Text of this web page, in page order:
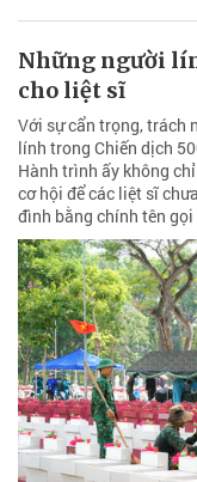
Những người
cho liệt sĩ
Với sự cẩn trọng, trách
lính trong Chiến dịch
Hành trình ấy không
cơ hội để các liệt sĩ
đình bằng chính tên